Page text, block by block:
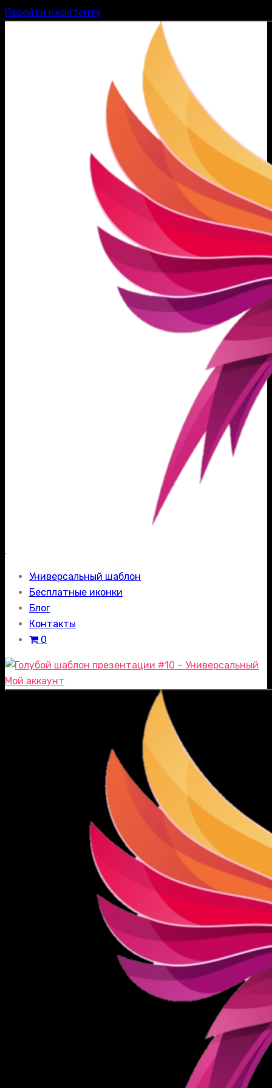
Перейти к контенту
.
Универсальный шаблон
Бесплатные иконки
Блог
Контакты
0
Мой аккаунт